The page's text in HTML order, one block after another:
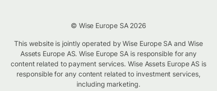
© Wise Europe SA 2026
This website is jointly operated by Wise Europe SA and Wise
Assets Europe AS. Wise Europe SA is responsible for any
content related to payment services. Wise Assets Europe AS is
responsible for any content related to investment services,
including marketing.